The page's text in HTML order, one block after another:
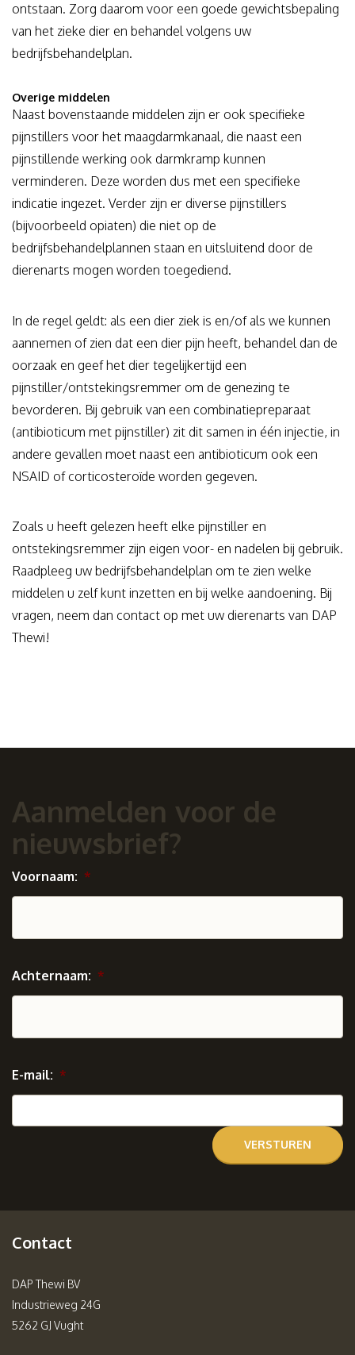
ontstaan. Zorg daarom voor een goede gewichtsbepaling
van het zieke dier en behandel volgens uw
bedrijfsbehandelplan.
Overige middelen
Naast bovenstaande middelen zijn er ook specifieke
pijnstillers voor het maagdarmkanaal, die naast een
pijnstillende werking ook darmkramp kunnen
verminderen. Deze worden dus met een specifieke
indicatie ingezet. Verder zijn er diverse pijnstillers
(bijvoorbeeld opiaten) die niet op de
bedrijfsbehandelplannen staan en uitsluitend door de
dierenarts mogen worden toegediend.
In de regel geldt: als een dier ziek is en/of als we kunnen
aannemen of zien dat een dier pijn heeft, behandel dan de
oorzaak en geef het dier tegelijkertijd een
pijnstiller/ontstekingsremmer om de genezing te
bevorderen. Bij gebruik van een combinatiepreparaat
(antibioticum met pijnstiller) zit dit samen in één injectie, in
andere gevallen moet naast een antibioticum ook een
NSAID of corticosteroïde worden gegeven.
Zoals u heeft gelezen heeft elke pijnstiller en
ontstekingsremmer zijn eigen voor- en nadelen bij gebruik.
Raadpleeg uw bedrijfsbehandelplan om te zien welke
middelen u zelf kunt inzetten en bij welke aandoening. Bij
vragen, neem dan contact op met uw dierenarts van DAP
Thewi!
Aanmelden voor de
nieuwsbrief?
Voornaam: *
Achternaam: *
E-mail: *
Contact
DAP Thewi BV
Industrieweg 24G
5262 GJ Vught